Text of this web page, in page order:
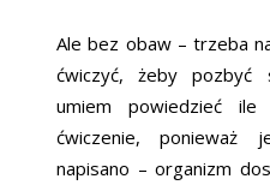
Ale bez obaw – trzeba
ćwiczyć, żeby pozbyć
umiem powiedzieć
ćwiczenie, ponieważ
napisano – organizm